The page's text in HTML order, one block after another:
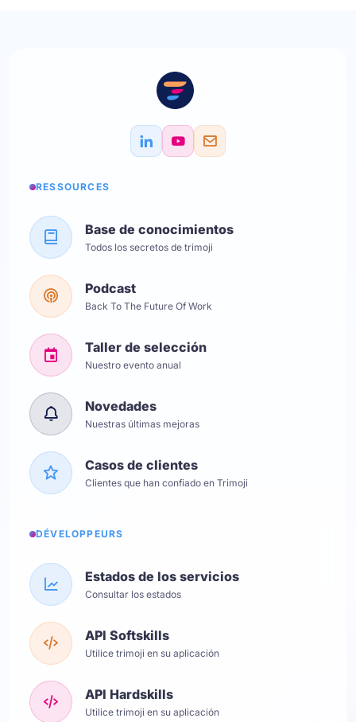
RESSOURCES
Base de conocimientos
Todos los secretos de trimoji
Podcast
Back To The Future Of Work
Taller de selección
Nuestro evento anual
Novedades
Nuestras últimas mejoras
Casos de clientes
Clientes que han confiado en Trimoji
DÉVELOPPEURS
Estados de los servicios
Consultar los estados
API Softskills
Utilice trimoji en su aplicación
API Hardskills
Utilice trimoji en su aplicación